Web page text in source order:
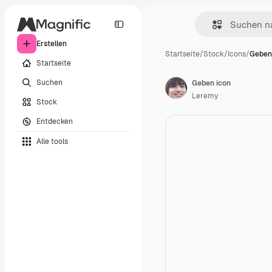
Erstellen
Startseite
Suchen
Stock
Entdecken
Alle tools
Startseite/Stock/Icons/
Geben icon
Leremy